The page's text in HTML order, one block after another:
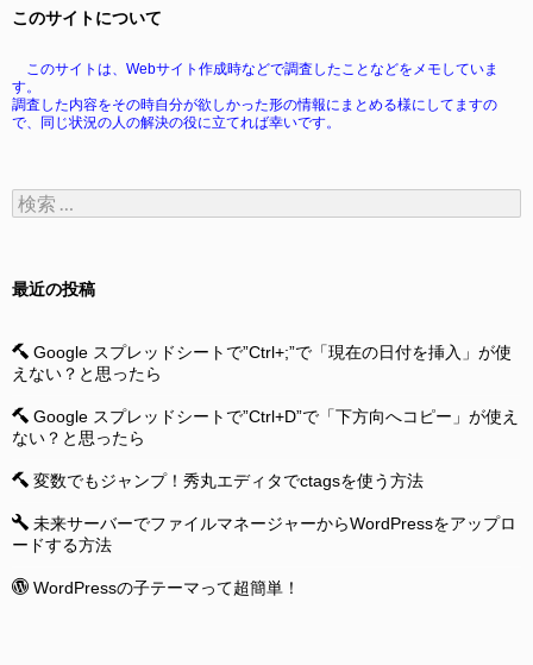
このサイトについて
このサイトは、Webサイト作成時などで調査したことなどをメモしていま
す。
調査した内容をその時自分が欲しかった形の情報にまとめる様にしてますの
で、同じ状況の人の解決の役に立てれば幸いです。
検
索:
最近の投稿
Google スプレッドシートで”Ctrl+;”で「現在の日付を挿入」が使
えない？と思ったら
Google スプレッドシートで”Ctrl+D”で「下方向へコピー」が使え
ない？と思ったら
変数でもジャンプ！秀丸エディタでctagsを使う方法
未来サーバーでファイルマネージャーからWordPressをアップロ
ードする方法
WordPressの子テーマって超簡単！